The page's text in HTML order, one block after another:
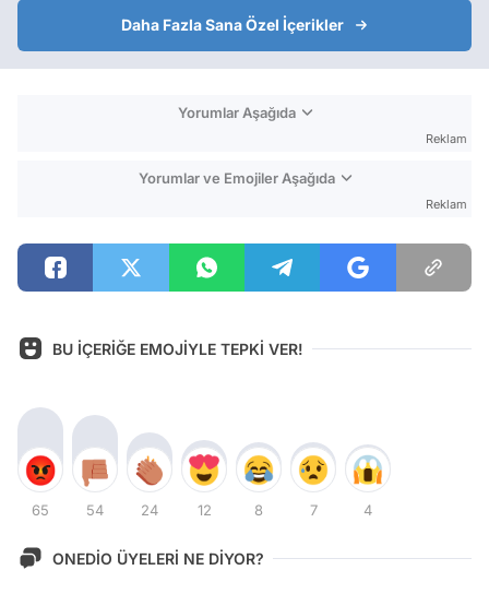
Daha Fazla Sana Özel İçerikler
Yorumlar Aşağıda
Reklam
Yorumlar ve Emojiler Aşağıda
Reklam
BU İÇERİĞE EMOJİYLE TEPKİ VER!
65 54 24 12 8 7 4
ONEDİO ÜYELERİ NE DİYOR?